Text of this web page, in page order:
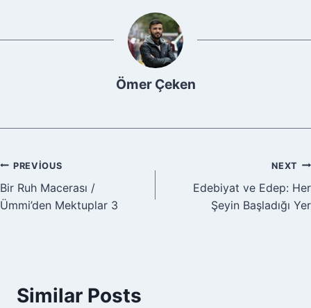
Ömer Çeken
Yazı
gezinmesi
PREVIOUS
Bir Ruh Macerası /
Ümmi’den Mektuplar 3
NEXT
Edebiyat ve Edep: Her
Şeyin Başladığı Yer
Similar Posts